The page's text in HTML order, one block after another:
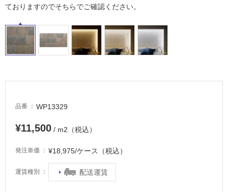
ておりますのでそちらでご確認ください。
品番 WP13329
¥11,500 / m2（税込）
発注単価 ¥18,975/ケース（税込）
運賃種別 配送運賃
イ
ル
屋